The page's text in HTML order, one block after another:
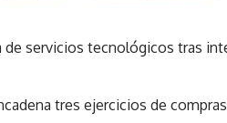
servicios tecnológicos tras
tres ejercicios de